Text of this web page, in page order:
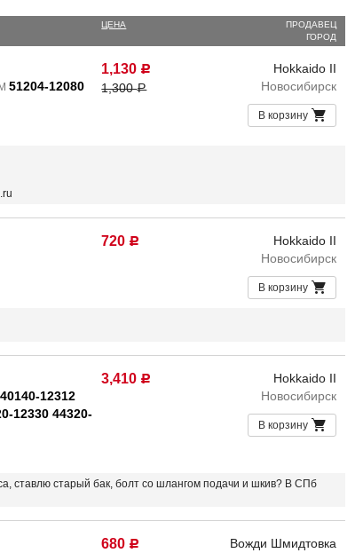
ЦЕНА
ПРОДАВЕЦ
ГОРОД
51204-12080
1,130 Р
1,300Р
Hokkaido II
Новосибирск
В корзину
720 Р
Hokkaido II
Новосибирск
В корзину
12312
12330 44320-
3,410 Р
Hokkaido II
Новосибирск
В корзину
ставлю старый бак, болт со шлангом подачи и шкив? В СПб
680 Р
Вожди Шмидтовка